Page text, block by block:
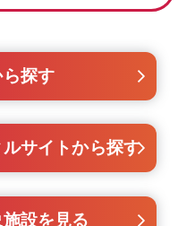
探す
サイトから探す
設を見る